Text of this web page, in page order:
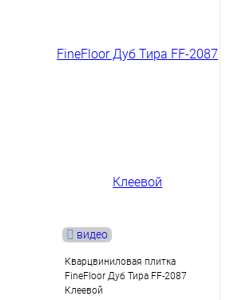
видео
Кварцвиниловая плитка
FineFloor Дуб Тира FF-2087
Клеевой